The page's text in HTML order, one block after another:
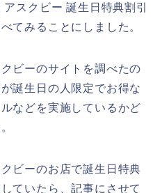
スクビー 誕生日特典割引
てみることにしました。
ビーのサイトを調べたの
誕生日の人限定でお得な
などを実施しているかど
ビーのお店で誕生日特典
ていたら、記事にさせて